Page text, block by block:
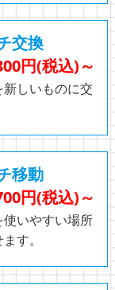
交換
円(税込)～
しいものに交
移動
円(税込)～
使いやすい場所
す。